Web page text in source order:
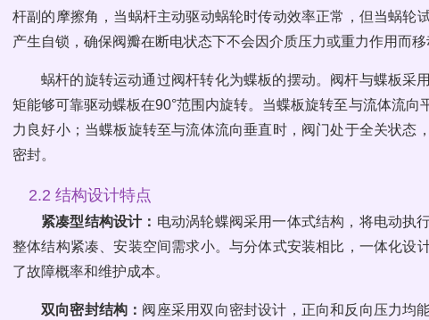
杆副的摩擦角，当蜗杆主动驱动蜗轮时传动效率正常，但当蜗轮
产生自锁，确保阀瓣在断电状态下不会因介质压力或重力作用而移
蜗杆的旋转运动通过阀杆转化为蝶板的摆动。阀杆与蝶板采
矩能够可靠驱动蝶板在90°范围内旋转。当蝶板旋转至与流体流向
力良好小；当蝶板旋转至与流体流向垂直时，阀门处于全关状态
密封。
2.2 结构设计特点
紧凑型结构设计： 电动涡轮蝶阀采用一体式结构，将电动执
整体结构紧凑、安装空间需求小。与分体式安装相比，一体化设
了故障概率和维护成本。
双向密封结构： 阀座采用双向密封设计，正向和反向压力均